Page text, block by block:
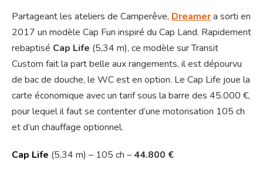
Partageant les ateliers de Camperêve, Dreamera sorti en
2017 un modèle Cap Fun inspiré du Cap Land. Rapidement
rebaptisé Cap Life (5,34 m), ce modèle sur Transit
Custom fait la part belle aux rangements, il est dépourvu
de bac de douche, le WC est en option. Le Cap Life joue la
carte économique avec un tarif sous la barre des 45.000 €,
pour lequel il faut se contenter d’une motorisation 105 ch
et d’un chauffage optionnel.
Cap Life (5,34 m) – 105 ch – 44.800 €